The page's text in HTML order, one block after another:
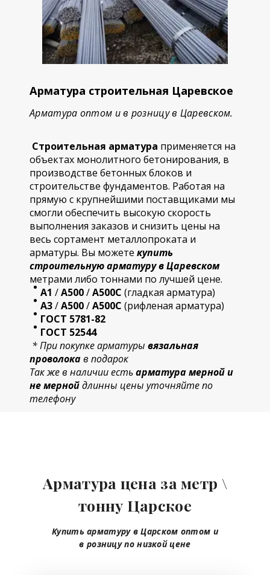
Арматура строительная Царевское
Арматура оптом и в розницу в Царевском.
Строительная арматура применяется на
объектах монолитного бетонирования, в
производстве бетонных блоков и
строительстве фундаментов. Работая на
прямую с крупнейшими поставщиками мы
смогли обеспечить высокую скорость
выполнения заказов и снизить цены на
весь сортамент металлопроката и
арматуры. Вы можете купить
строительнуюарматуру в Царевском
метрами либо тоннами по лучшей цене.
А1 /А500/А500С (гладкая арматура)
А3/А500/А500С (рифленая арматура)
ГОСТ 5781-82
ГОСТ 52544
* При покупке арматуры вязальная
проволокав подарок
Так же в наличии естьарматура мерной и
не мернойдлинны цены уточняйте по
телефону
Арматура цена за метр \
тонну Царское
Купить арматуру в Царском оптом и
в розницупо низкой цене